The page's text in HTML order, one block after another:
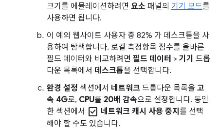
크기를 에뮬레이션하려면 요소 패널의 기기 모드를
사용하면 됩니다.
이 예의 웹사이트 사용자 중 82% 가 데스크톱을 사
용하여 탐색합니다. 로컬 측정항목 점수를 올바른
필드 데이터와 비교하려면 필드 데이터 > 기기 드롭
다운 목록에서 데스크톱을 선택합니다.
환경 설정 섹션에서 네트워크 드롭다운 목록을 고
속 4G로, CPU를 20배 감속으로 설정합니다. 동일
한 섹션에서 check_box 네트워크 캐시 사용 중지 를 선택
해야 할 수도 있습니다.